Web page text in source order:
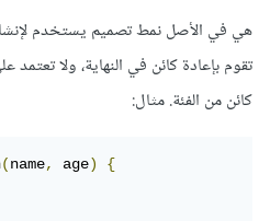
هي في الأصل نمط تصميم يستخدم لإنشاء
تقوم بإعادة كائن في النهاية، ولا تعتمد
كائن من الفئة. مثال:
(name, age)
{